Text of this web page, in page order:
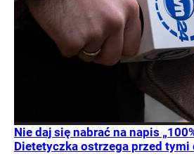
Nie daj się nabrać na napis
Dietetyczka ostrzega przed tymi